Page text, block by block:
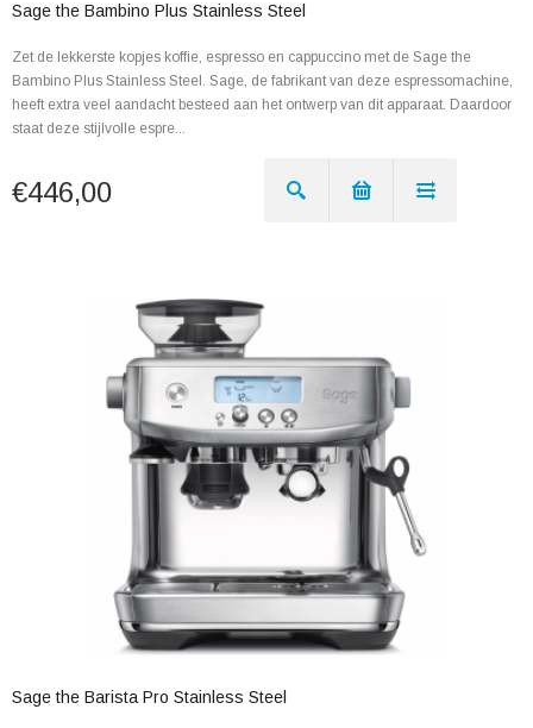
Sage the Bambino Plus Stainless Steel
Zet de lekkerste kopjes koffie, espresso en cappuccino met de Sage the
Bambino Plus Stainless Steel. Sage, de fabrikant van deze espressomachine,
heeft extra veel aandacht besteed aan het ontwerp van dit apparaat. Daardoor
staat deze stijlvolle espre...
€446,00
Sage the Barista Pro Stainless Steel